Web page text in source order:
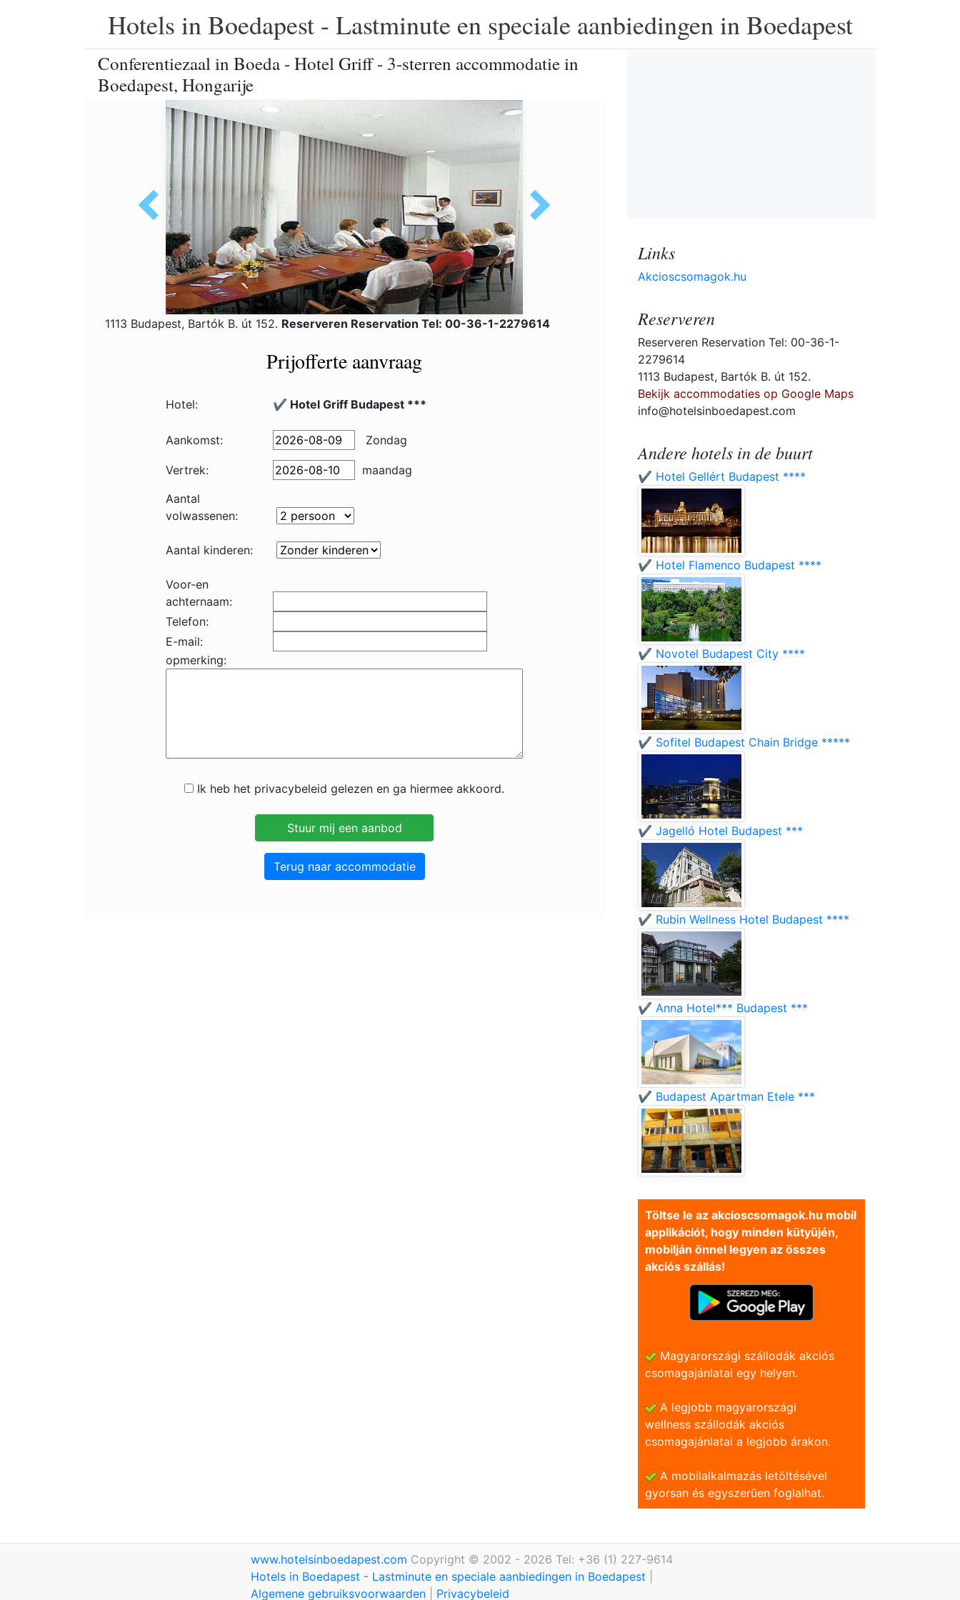
Hotels in Boedapest - Lastminute en speciale aanbiedingen in Boedapest
Conferentiezaal in Boeda - Hotel Griff - 3-sterren accommodatie in
Boedapest, Hongarije
1113 Budapest, Bartók B. út 152. Reserveren Reservation Tel: 00-36-1-2279614
Prijofferte aanvraag
Hotel: ✔️ Hotel Griff Budapest ***
Aankomst: Zondag
Vertrek:
maandag
Aantal
volwassenen:
Aantal kinderen:
Voor-en
achternaam:
Telefon:
E-mail:
opmerking:
Ik heb het privacybeleid gelezen en ga hiermee akkoord.
Terug naar accommodatie
Links
Akcioscsomagok.hu
Reserveren
Reserveren Reservation Tel: 00-36-1-
2279614
1113 Budapest, Bartók B. út 152.
Bekijk accommodaties op Google Maps
info@hotelsinboedapest.com
Andere hotels in de buurt
✔️ Hotel Gellért Budapest ****
✔️ Hotel Flamenco Budapest ****
✔️ Novotel Budapest City ****
✔️ Sofitel Budapest Chain Bridge *****
✔️ Jagelló Hotel Budapest ***
✔️ Rubin Wellness Hotel Budapest ****
✔️ Anna Hotel*** Budapest ***
✔️ Budapest Apartman Etele ***
Töltse le az akcioscsomagok.hu mobil
applikációt, hogy minden kütyüjén,
mobilján önnel legyen az összes
akciós szállás!
Magyarországi szállodák akciós
csomagajánlatai egy helyen.
A legjobb magyarországi
wellness szállodák akciós
csomagajánlatai a legjobb árakon.
A mobilalkalmazás letöltésével
gyorsan és egyszerũen foglalhat.
www.hotelsinboedapest.com Copyright © 2002 - 2026 Tel: +36 (1) 227-9614
Hotels in Boedapest - Lastminute en speciale aanbiedingen in Boedapest
Algemene gebruiksvoorwaarden
Privacybeleid